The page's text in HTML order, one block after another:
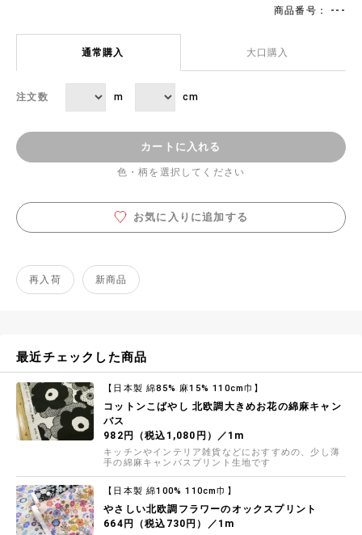
商品番号： ---
通常購入 大口購入
注文数 m cm
カートに入れる
色・柄を選択してください
お気に入りに追加する
再入荷 新商品
最近チェックした商品
【日本製 綿85% 麻15% 110cm巾】
コットンこばやし 北欧調大きめお花の綿麻キャン
バス
982円（税込1,080円）／1m
キッチンやインテリア雑貨などにおすすめの、少し薄
手の綿麻キャンバスプリント生地です
【日本製 綿100% 110cm巾】
やさしい北欧調フラワーのオックスプリント
664円（税込730円）／1m